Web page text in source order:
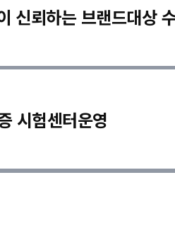
신뢰하는 브랜드대상
시험센터운영